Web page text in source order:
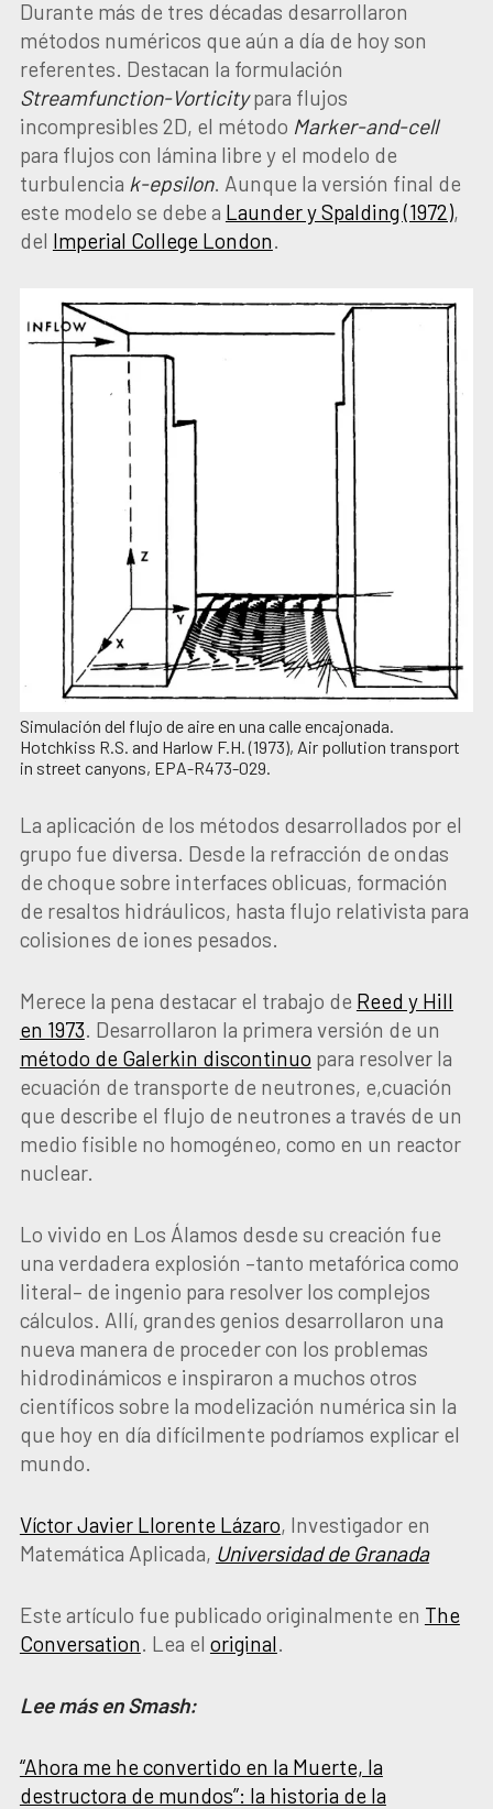
Durante más de tres décadas desarrollaron
métodos numéricos que aún a día de hoy son
referentes. Destacan la formulación
Streamfunction-Vorticitypara flujos
incompresibles 2D, el método Marker-and-cell
para flujos con lámina libre y el modelo de
turbulencia k-epsilon. Aunque la versión final de
este modelo se debe a Launder y Spalding (1972),
del Imperial College London
Simulación del flujo de aire en una calle encajonada.
Hotchkiss R.S. and Harlow F.H. (1973), Air pollution transport
in street canyons, EPA-R473-029.
La aplicación de los métodos desarrollados por el
grupo fue diversa. Desde la refracción de ondas
de choque sobre interfaces oblicuas, formación
de resaltos hidráulicos, hasta flujo relativista para
colisiones de iones pesados.
Merece la pena destacar el trabajo de Reed y Hill
en 1973. Desarrollaron la primera versión de un
método de Galerkin discontinuo para resolver la
ecuación de transporte de neutrones, e,cuación
que describe el flujo de neutrones a través de un
medio fisible no homogéneo, como en un reactor
nuclear.
Lo vivido en Los Álamos desde su creación fue
una verdadera explosión –tanto metafórica como
literal– de ingenio para resolver los complejos
cálculos. Allí, grandes genios desarrollaron una
nueva manera de proceder con los problemas
hidrodinámicos e inspiraron a muchos otros
científicos sobre la modelización numérica sin la
que hoy en día difícilmente podríamos explicar el
mundo.
Víctor Javier Llorente Lázaro, Investigador en
Matemática Aplicada, Universidad de Granada
Este artículo fue publicado originalmente en The
Conversation. Lea el original.
Lee más en Smash:
“Ahora me he convertido en la Muerte, la
destructora de mundos”: la historia de la